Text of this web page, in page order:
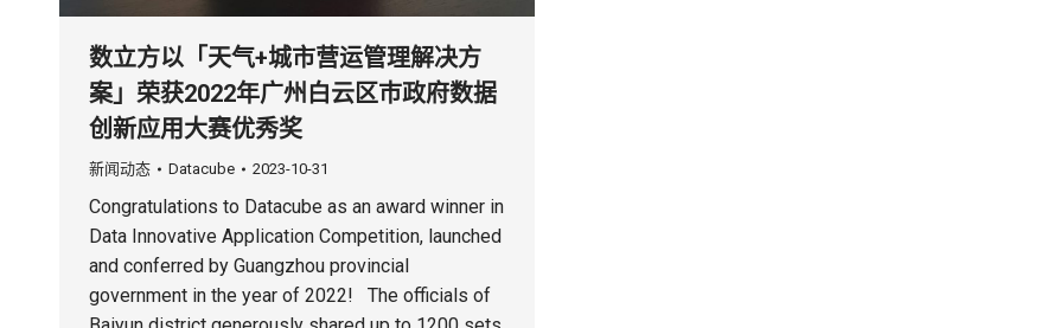
数立方以「天气+城市营运管理解决方
案」荣获2022年广州白云区巿政府数据
创新应用大赛优秀奖
新闻动态 Datacube 2023-10-31
Congratulations to Datacube as an award winner in
Data Innovative Application Competition, launched
and conferred by Guangzhou provincial
government in the year of 2022! The officials of